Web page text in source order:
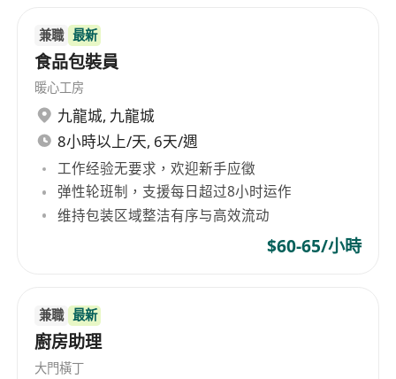
兼職 最新
食品包裝員
暖心工房
九龍城, 九龍城
8小時以上/天, 6天/週
工作经验无要求，欢迎新手应徵
弹性轮班制，支援每日超过8小时运作
维持包装区域整洁有序与高效流动
$60-65/小時
兼職 最新
廚房助理
大門橫丁